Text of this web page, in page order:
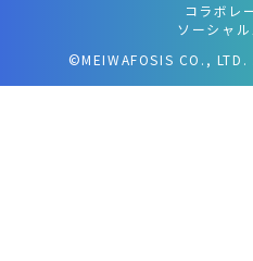
コラボレ
ソーシャ
©MEIWAFOSIS CO., LTD.